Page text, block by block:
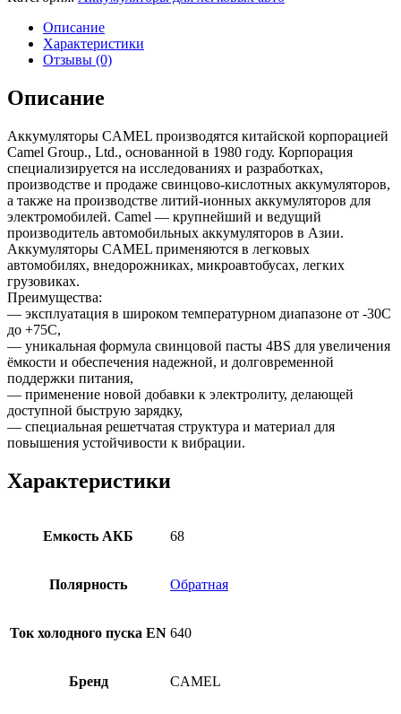
Описание
Характеристики
Отзывы (0)
Описание
Аккумуляторы CAMEL производятся китайской корпорацией
Camel Group., Ltd., основанной в 1980 году. Корпорация
специализируется на исследованиях и разработках,
производстве и продаже свинцово-кислотных аккумуляторов,
а также на производстве литий-ионных аккумуляторов для
электромобилей. Camel — крупнейший и ведущий
производитель автомобильных аккумуляторов в Азии.
Аккумуляторы CAMEL применяются в легковых
автомобилях, внедорожниках, микроавтобусах, легких
грузовиках.
Преимущества:
— эксплуатация в широком температурном диапазоне от -30С
до +75С,
— уникальная формула свинцовой пасты 4BS для увеличения
ёмкости и обеспечения надежной, и долговременной
поддержки питания,
— применение новой добавки к электролиту, делающей
доступной быструю зарядку,
— специальная решетчатая структура и материал для
повышения устойчивости к вибрации.
Характеристики
Емкость АКБ 68
Полярность Обратная
Ток холодного пуска EN 640
Бренд CAMEL